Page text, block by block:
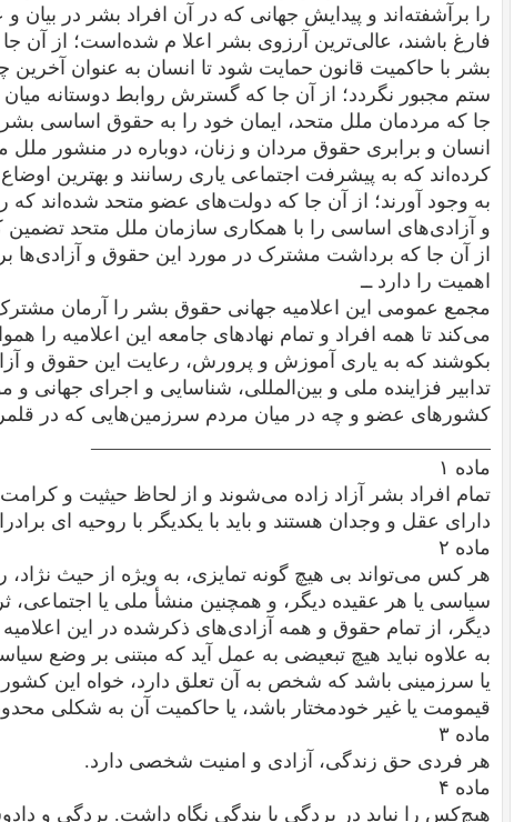
را برآشفته‌اند و پیدایش جهانی که در آن افراد بشر در بیان
فارغ باشند، عالی‌ترین آرزوی بشر اعلا م شده‌است؛ از
بشر با حاکمیت قانون حمایت شود تا انسان به عنوان آخرین
ستم مجبور نگردد؛ از آن جا که گسترش روابط دوستانه
جا که مردمان ملل متحد، ایمان خود را به حقوق اساسی
انسان و برابری حقوق مردان و زنان، دوباره در منشور ملل
کرده‌اند که به پیشرفت اجتماعی یاری رسانند و بهترین اوضاع
به وجود آورند؛ از آن جا که دولت‌های عضو متحد شده‌اند
و آزادی‌های اساسی را با همکاری سازمان ملل متحد تضمین
از آن جا که برداشت مشترک در مورد این حقوق و آزادی‌ها
اهمیت را دارد ــ
مجمع عمومی این اعلامیه جهانی حقوق بشر را آرمان
می‌کند تا همه افراد و تمام نهادهای جامعه این اعلامیه را
بکوشند که به یاری آموزش و پرورش، رعایت این حقوق و
تدابیر فزاینده ملی و بین‌المللی، شناسایی و اجرای جهانی و
کشورهای عضو و چه در میان مردم سرزمین‌هایی که در قلمرو
ماده ۱
تمام افراد بشر آزاد زاده می‌شوند و از لحاظ حیثیت و
دارای عقل و وجدان هستند و باید با یکدیگر با روحیه ای
ماده ۲
هر کس می‌تواند بی هیچ گونه تمایزی، به ویژه از حیث نژاد،
سیاسی یا هر عقیده دیگر، و همچنین منشأ ملی یا اجتماعی،
دیگر، از تمام حقوق و همه آزادی‌های ذکرشده در این اعلامیه
به علاوه نباید هیچ تبعیضی به عمل آید که مبتنی بر وضع
یا سرزمینی باشد که شخص به آن تعلق دارد، خواه این
قیمومت یا غیر خودمختار باشد، یا حاکمیت آن به شکلی
ماده ۳
هر فردی حق زندگی، آزادی و امنیت شخصی دارد.
ماده ۴
هیچ‌کس را نباید در بردگی یا بندگی نگاه داشت. بردگی و